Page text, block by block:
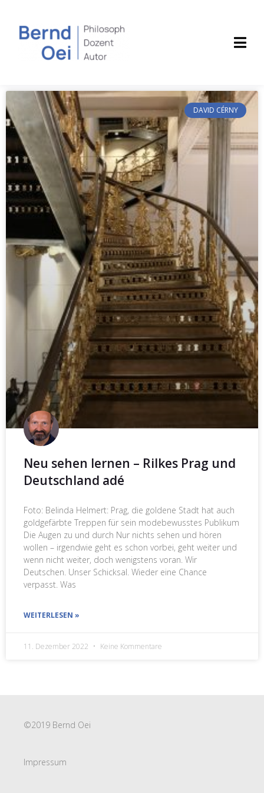
DAVID CÉRNY
Neu sehen lernen – Rilkes Prag und
Deutschland adé
Foto: Belinda Helmert: Prag, die goldene Stadt hat auch
goldgefärbte Treppen für sein modebewusstes Publikum
Die Augen zu und durch Nur nichts sehen und hören
wollen – irgendwie geht es schon vorbei, geht weiter und
wenn nicht weiter, doch wenigstens voran. Wir
Deutschen. Unser Schicksal. Wieder eine Chance
verpasst. Was
WEITERLESEN »
11. Dezember 2022 Keine Kommentare
©2019 Bernd Oei
Impressum